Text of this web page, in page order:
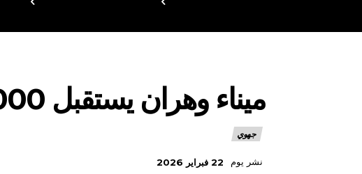
ميناء وهران يستقبل 12000 رأس غنم موجهة للذبح قادمة من إسبانيا
جهوي
نشر يوم 22 فبراير 2026